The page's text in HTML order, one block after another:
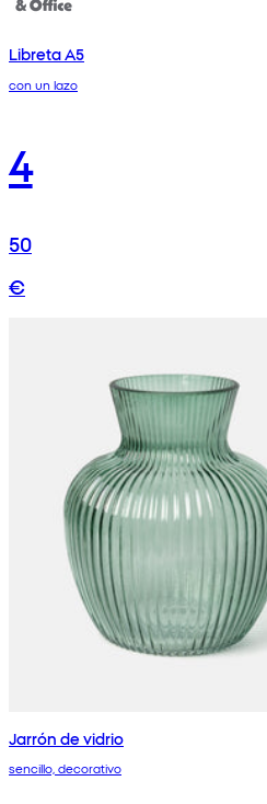
Libreta A5
con un lazo
4
50
€
Jarrón de vidrio
sencillo, decorativo